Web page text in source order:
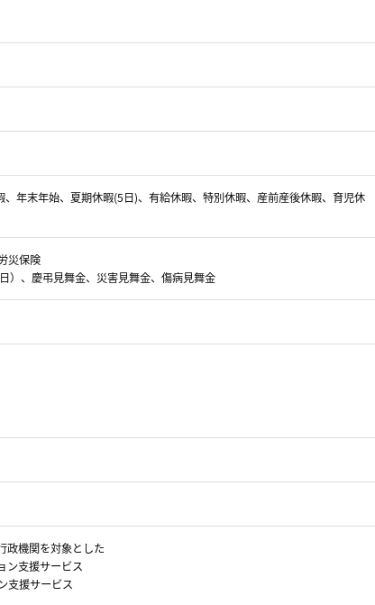
年末年始、夏期休暇(5日)、有給休暇、特別休暇、産前産後休暇、育児休
災保険
）、慶弔見舞金、災害見舞金、傷病見舞金
政機関を対象とした
ン支援サービス
支援サービス